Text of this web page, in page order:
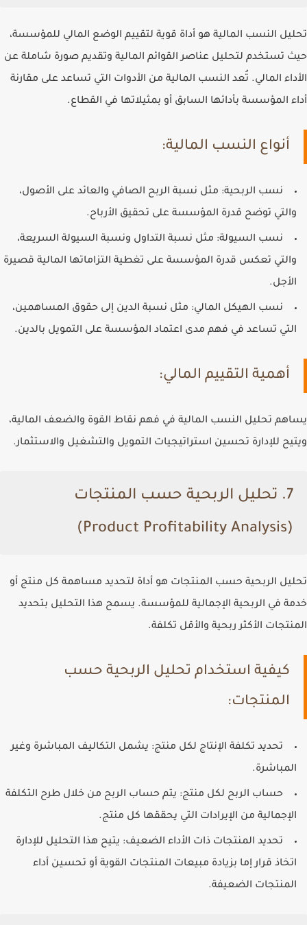
تحليل النسب المالية هو أداة قوية لتقييم الوضع المالي للمؤسسة،
حيث تستخدم لتحليل عناصر القوائم المالية وتقديم صورة شاملة عن
الأداء المالي. تُعد النسب المالية من الأدوات التي تساعد على مقارنة
أداء المؤسسة بأدائها السابق أو بمثيلاتها في القطاع.
أنواع النسب المالية:
نسب الربحية: مثل نسبة الربح الصافي والعائد على الأصول،
والتي توضح قدرة المؤسسة على تحقيق الأرباح.
نسب السيولة: مثل نسبة التداول ونسبة السيولة السريعة،
والتي تعكس قدرة المؤسسة على تغطية التزاماتها المالية قصيرة
الأجل.
نسب الهيكل المالي: مثل نسبة الدين إلى حقوق المساهمين،
التي تساعد في فهم مدى اعتماد المؤسسة على التمويل بالدين.
أهمية التقييم المالي:
يساهم تحليل النسب المالية في فهم نقاط القوة والضعف المالية،
ويتيح للإدارة تحسين استراتيجيات التمويل والتشغيل والاستثمار.
7. تحليل الربحية حسب المنتجات
(Product Profitability Analysis)
تحليل الربحية حسب المنتجات هو أداة لتحديد مساهمة كل منتج أو
خدمة في الربحية الإجمالية للمؤسسة. يسمح هذا التحليل بتحديد
المنتجات الأكثر ربحية والأقل تكلفة.
كيفية استخدام تحليل الربحية حسب
المنتجات:
تحديد تكلفة الإنتاج لكل منتج: يشمل التكاليف المباشرة وغير
المباشرة.
حساب الربح لكل منتج: يتم حساب الربح من خلال طرح التكلفة
الإجمالية من الإيرادات التي يحققها كل منتج.
تحديد المنتجات ذات الأداء الضعيف: يتيح هذا التحليل للإدارة
اتخاذ قرار إما بزيادة مبيعات المنتجات القوية أو تحسين أداء
المنتجات الضعيفة.